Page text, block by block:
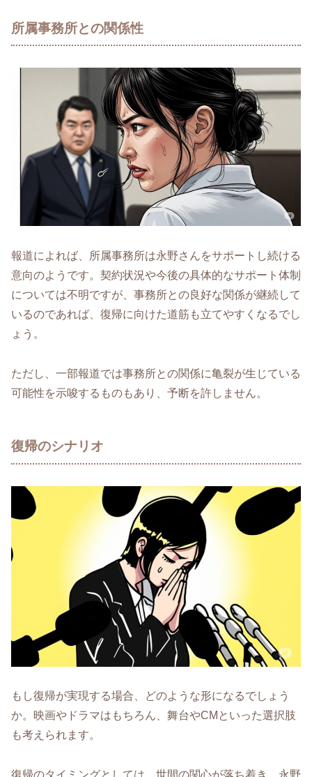
所属事務所との関係性
報道によれば、所属事務所は永野さんをサポートし続ける
意向のようです。契約状況や今後の具体的なサポート体制
については不明ですが、事務所との良好な関係が継続して
いるのであれば、復帰に向けた道筋も立てやすくなるでし
ょう。
ただし、一部報道では事務所との関係に亀裂が生じている
可能性を示唆するものもあり、予断を許しません。
復帰のシナリオ
もし復帰が実現する場合、どのような形になるでしょう
か。映画やドラマはもちろん、舞台やCMといった選択肢
も考えられます。